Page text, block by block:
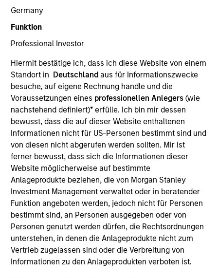
Germany
Funktion
Professional Investor
Hiermit bestätige ich, dass ich diese Website von einem
Standort in Deutschland aus für Informationszwecke
besuche, auf eigene Rechnung handle und die
Voraussetzungen eines professionellen Anlegers(wie
nachstehend definiert)* erfülle. Ich bin mir dessen
bewusst, dass die auf dieser Website enthaltenen
Informationen nicht für US-Personen bestimmt sind und
von diesen nicht abgerufen werden sollten. Mir ist
ferner bewusst, dass sich die Informationen dieser
Website möglicherweise auf bestimmte
Anlageprodukte beziehen, die von Morgan Stanley
Investment Management verwaltet oder in beratender
Funktion angeboten werden, jedoch nicht für Personen
bestimmt sind, an Personen ausgegeben oder von
Personen genutzt werden dürfen, die Rechtsordnungen
unterstehen, in denen die Anlageprodukte nicht zum
Vertrieb zugelassen sind oder die Verbreitung von
Informationen zu den Anlageprodukten verboten ist.
YEARS OF INDUSTRY EXPERIENCE
26 Years
TEAM
Morgan Stanley Infrastructure Partners
Alberto Donzelli is a Managing Director and co-
head of Europe. Prior to joining Morgan Stanley
Infrastructure Partners (MSIP), Alberto worked in
the investment banking businesses of UBS and
Credit Suisse, where he was part of the European
Utilities Group advising on numerous M&A
transactions in Europe. Alberto holds a degree in
Business Administration from Bocconi University in
Milan, Italy.